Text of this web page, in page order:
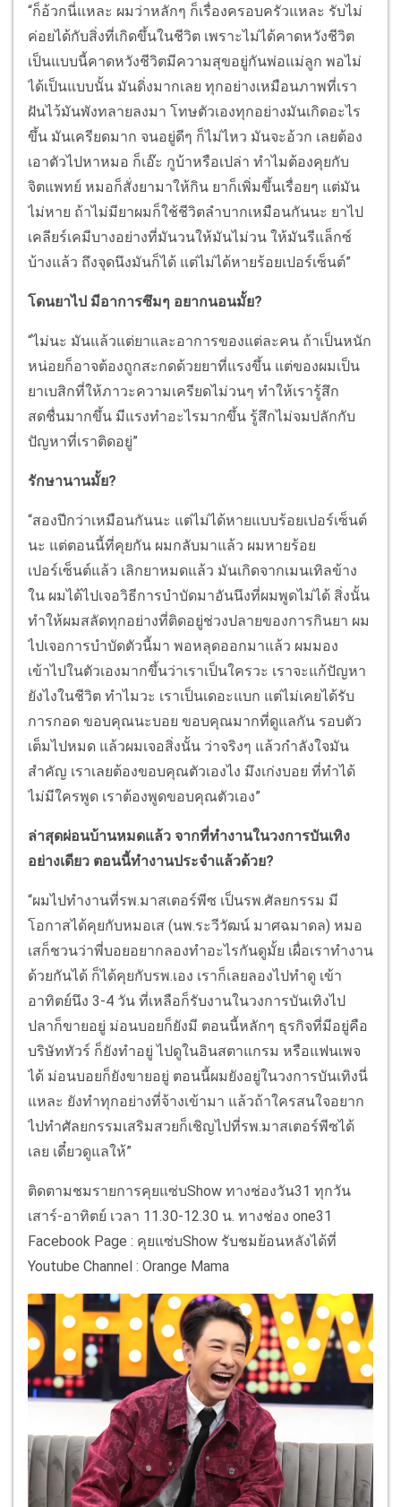
“ก็อ้วกนี่แหละ ผมว่าหลักๆ ก็เรื่องครอบครัวแหละ รับไม่
ค่อยได้กับสิ่งที่เกิดขึ้นในชีวิต เพราะไม่ได้คาดหวังชีวิต
เป็นแบบนี้คาดหวังชีวิตมีความสุขอยู่กันพ่อแม่ลูก พอไม่
ได้เป็นแบบนั้น มันดิ่งมากเลย ทุกอย่างเหมือนภาพที่เรา
ฝันไว้มันพังทลายลงมา โทษตัวเองทุกอย่างมันเกิดอะไร
ขึ้น มันเครียดมาก จนอยู่ดีๆ ก็ไม่ไหว มันจะอ้วก เลยต้อง
เอาตัวไปหาหมอ ก็เอ๊ะ กูบ้าหรือเปล่า ทำไมต้องคุยกับ
จิตแพทย์ หมอก็สั่งยามาให้กิน ยาก็เพิ่มขึ้นเรื่อยๆ แต่มัน
ไม่หาย ถ้าไม่มียาผมก็ใช้ชีวิตลำบากเหมือนกันนะ ยาไป
เคลียร์เคมีบางอย่างที่มันวนให้มันไม่วน ให้มันรีแล็กซ์
บ้างแล้ว ถึงจุดนึงมันก็ได้ แต่ไม่ได้หายร้อยเปอร์เซ็นต์”
โดนยาไป มีอาการซึมๆ อยากนอนมั้ย?
“ไม่นะ มันแล้วแต่ยาและอาการของแต่ละคน ถ้าเป็นหนัก
หน่อยก็อาจต้องถูกสะกดด้วยยาที่แรงขึ้น แต่ของผมเป็น
ยาเบสิกที่ให้ภาวะความเครียดไม่วนๆ ทำให้เรารู้สึก
สดชื่นมากขึ้น มีแรงทำอะไรมากขึ้น รู้สึกไม่จมปลักกับ
ปัญหาที่เราติดอยู่”
รักษานานมั้ย?
“สองปีกว่าเหมือนกันนะ แต่ไม่ได้หายแบบร้อยเปอร์เซ็นต์
นะ แต่ตอนนี้ที่คุยกัน ผมกลับมาแล้ว ผมหายร้อย
เปอร์เซ็นต์แล้ว เลิกยาหมดแล้ว มันเกิดจากเมนเทิลข้าง
ใน ผมได้ไปเจอวิธีการบำบัดมาอันนึงที่ผมพูดไม่ได้ สิ่งนั้น
ทำให้ผมสลัดทุกอย่างที่ติดอยู่ช่วงปลายของการกินยา ผม
ไปเจอการบำบัดตัวนี้มา พอหลุดออกมาแล้ว ผมมอง
เข้าไปในตัวเองมากขึ้นว่าเราเป็นใครวะ เราจะแก้ปัญหา
ยังไงในชีวิต ทำไมวะ เราเป็นเดอะแบก แต่ไม่เคยได้รับ
การกอด ขอบคุณนะบอย ขอบคุณมากที่ดูแลกัน รอบตัว
เต็มไปหมด แล้วผมเจอสิ่งนั้น ว่าจริงๆ แล้วกำลังใจมัน
สำคัญ เราเลยต้องขอบคุณตัวเองไง มึงเก่งบอย ที่ทำได้
ไม่มีใครพูด เราต้องพูดขอบคุณตัวเอง”
ล่าสุดผ่อนบ้านหมดแล้ว จากที่ทำงานในวงการบันเทิง
อย่างเดียว ตอนนี้ทำงานประจำแล้วด้วย?
“ผมไปทำงานที่รพ.มาสเตอร์พีซ เป็นรพ.ศัลยกรรม มี
โอกาสได้คุยกับหมอเส (นพ.ระวีวัฒน์ มาศฉมาดล) หมอ
เสก็ชวนว่าพี่บอยอยากลองทำอะไรกันดูมั้ย เผื่อเราทำงาน
ด้วยกันได้ ก็ได้คุยกับรพ.เอง เราก็เลยลองไปทำดู เข้า
อาทิตย์นึง 3-4 วัน ที่เหลือก็รับงานในวงการบันเทิงไป
ปลาก็ขายอยู่ ม่อนบอยก็ยังมี ตอนนี้หลักๆ ธุรกิจที่มีอยู่คือ
บริษัททัวร์ ก็ยังทำอยู่ ไปดูในอินสตาแกรม หรือแฟนเพจ
ได้ ม่อนบอยก็ยังขายอยู่ ตอนนี้ผมยังอยู่ในวงการบันเทิงนี่
แหละ ยังทำทุกอย่างที่จ้างเข้ามา แล้วถ้าใครสนใจอยาก
ไปทำศัลยกรรมเสริมสวยก็เชิญไปที่รพ.มาสเตอร์พีซได้
เลย เดี๋ยวดูแลให้”
ติดตามชมรายการคุยแซ่บShow ทางช่องวัน31 ทุกวัน
เสาร์-อาทิตย์ เวลา 11.30-12.30 น. ทางช่อง one31
Facebook Page : คุยแซ่บShow รับชมย้อนหลังได้ที่
Youtube Channel : Orange Mama